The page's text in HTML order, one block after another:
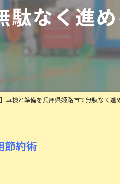
メンテナンス
修理
販売
なく進
】車検と準備を兵庫県姫路市で無駄なく
節約術